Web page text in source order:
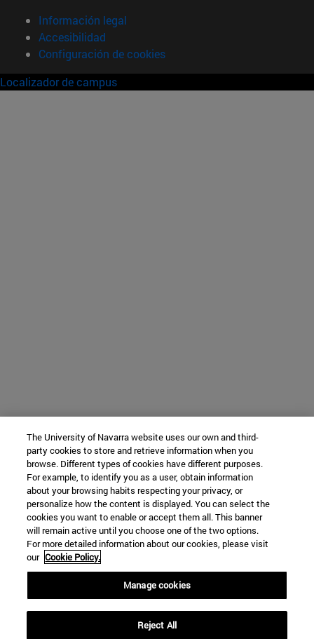
Información legal
Accesibilidad
Configuración de cookies
Localizador de campus
The University of Navarra website uses our own and third-
party cookies to store and retrieve information when you
browse. Different types of cookies have different purposes.
For example, to identify you as a user, obtain information
about your browsing habits respecting your privacy, or
personalize how the content is displayed. You can select the
cookies you want to enable or accept them all. This banner
will remain active until you choose one of the two options.
For more detailed information about our cookies, please visit
our Cookie Policy.
Manage cookies
Reject All